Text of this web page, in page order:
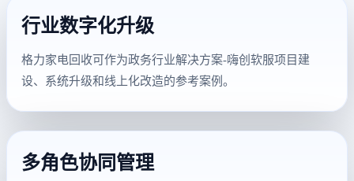
行业数字化升级
格力家电回收可作为政务行业解决方案-嗨创软服项目建
设、系统升级和线上化改造的参考案例。
多角色协同管理